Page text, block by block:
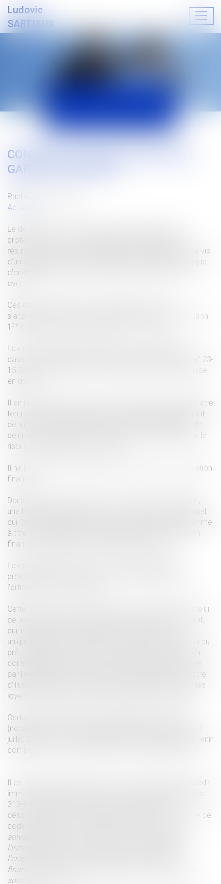
Ludovic
SARTIAUX
Ouvrir
le
CONTENU DU DEVOIR DE MISE EN
GARDE DU PRETEUR
Publié le :
Actualités
Le devoir de mise en garde qui pèse sur le prêteur
professionnel est une création jurisprudentielle dont il
résulte que celui-ci peut engager sa responsabilité vis-à-vis
d’un emprunteur si deux conditions sont réunies : un risque
d’endettement excessif et le fait que le client soit non
averti.
Ces deux conditions sont cumulatives et doivent
s’apprécier dans cet ordre (notamment cour de cassation
1 ère
La cour de cassation a apporté récemment (cour de
cassation chambre commerciale 11 décembre 2024 n° 23-
15.744) une précision sur le contenu de ce devoir de mise
en garde.
Il en résulte que le devoir de mise en garde auquel peut être
tenu un prêteur à l’égard d’un emprunteur non averti avant
de lui consentir un prêt ne porte que sur l’inadaptation de
celui-ci aux capacités financières de l’emprunteur et sur le
risque d’endettement qui en résulte.
Il ne porte pas sur l’opportunité ou les risques de l’opération
financée.
Dans l’espèce ayant donné lieu à cet arrêt de cassation,
une banque s’était pour vu contre un arrêt de cour d’appel
qui l’avait condamnée à payer à un emprunteur une somme
à titre de dommages et intérêts au motif que l’opération
financée était fragile et à la faisabilité douteuse.
La cassation est prononcée en raison du principe
précédemment énoncé et au visa des dispositions de
l’article 1231-1 du code civil.
Cette solution est la conséquence d’un autre principe, celui
de non-immixtion de la banque dans les affaires du client,
qui implique que les revenus pris en compte sont
uniquement ceux existants au moment de la conclusion du
prêt. La banque ne doit en conséquence pas prendre en
considération les revenus pouvant ou devant être retirés
par l’emprunteur de l’activité économique financée. A titre
d’illustration, dans le cadre d’’un investissement locatif, les
loyers escomptés ne doivent pas être pris en compte.
Certaines décisions nuancent cependant ce principe
(notamment cour de cassation chambre commerciale 3
juillet 2024 n° 22-23.705) en invitant les juges du fond à tenir
compte des revenus futurs dans un « avenir prévisible ».
Il est à noter que lorsque le concours octroyé est un crédit
immobilier régi par le code de la consommation (articles L
313-1 et suivants), le devoir de mise en garde est
désormais prévu expressément par l’article L 313-12 de ce
code qui dispose : «
solvabilité mentionné à l’article L 313-16, le prêteur ou
l’intermédiaire de crédit met en garde gratuitement
l’emprunteur lorsque, compte tenu de sa situation
financière, un contrat de crédit peut induire des risques
spécifiques pour lui